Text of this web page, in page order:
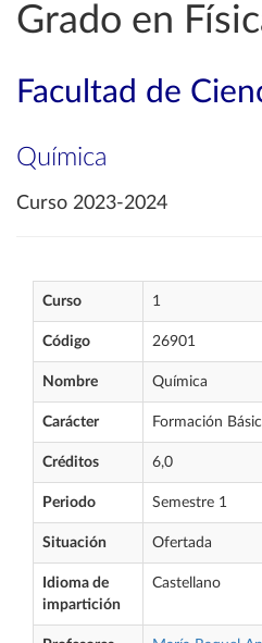
Grado en
Facultad de
Química
Curso 2023-2024
Curso 1
Código 26901
Nombre Química
Carácter Formación
Créditos 6,0
Periodo Semestre 1
Situación Ofertada
Idioma de
impartición
Castellano